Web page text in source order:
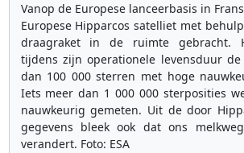
Vanop de Europese lanceerbasis in
Europese Hipparcos satelliet met
draagraket in de ruimte gebracht.
tijdens zijn operationele levensduur
dan 100 000 sterren met hoge
Iets meer dan 1 000 000 sterposities
nauwkeurig gemeten. Uit de door
gegevens bleek ook dat ons
verandert. Foto: ESA